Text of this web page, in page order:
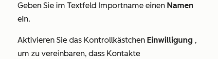
Geben Sie im Textfeld Importname einen Namen
ein.
Aktivieren Sie das Kontrollkästchen Einwilligung ,
um zu vereinbaren, dass Kontakte